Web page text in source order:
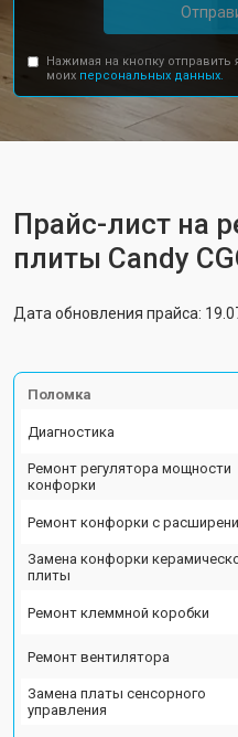
Нажимая на кнопку
моих персональных данных.
Прайс-лист на
плиты Candy
Дата обновления прайса:
Поломка
Диагностика
Ремонт регулятора мощности
конфорки
Ремонт конфорки с
Замена конфорки
плиты
Ремонт клеммной коробки
Ремонт вентилятора
Замена платы сенсорного
управления